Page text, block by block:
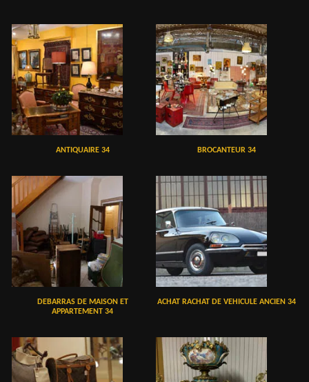
ANTIQUAIRE 34 BROCANTEUR 34
DEBARRAS DE MAISON ET
APPARTEMENT 34
ACHAT RACHAT DE VEHICULE ANCIEN 34